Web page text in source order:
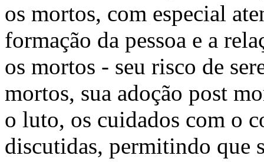
os mortos, com especial
formação da pessoa e a
os mortos - seu risco de
mortos, sua adoção post
o luto, os cuidados com o
discutidas, permitindo que